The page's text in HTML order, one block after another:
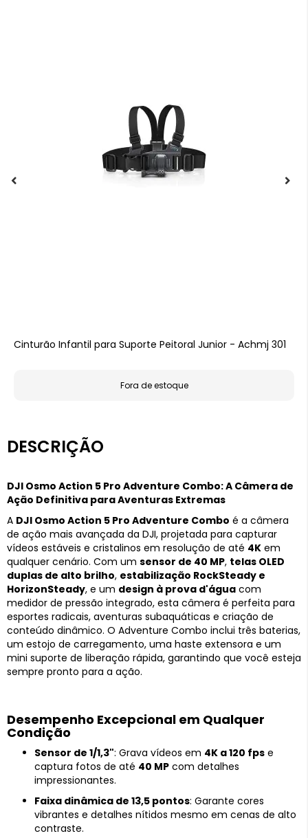
Cinturão Infantil para Suporte Peitoral Junior - Achmj 301
Fora de estoque
DESCRIÇÃO
DJI Osmo Action 5 Pro Adventure Combo: A Câmera de
Ação Definitiva para Aventuras Extremas
A DJI Osmo Action 5 Pro Adventure Combo é a câmera
de ação mais avançada da DJI, projetada para capturar
vídeos estáveis e cristalinos em resolução de até 4K em
qualquer cenário. Com um sensor de 40 MP, telas OLED
duplas de alto brilho, estabilização RockSteady e
HorizonSteady, e um design à prova d'água com
medidor de pressão integrado, esta câmera é perfeita para
esportes radicais, aventuras subaquáticas e criação de
conteúdo dinâmico. O Adventure Combo inclui três baterias,
um estojo de carregamento, uma haste extensora e um
mini suporte de liberação rápida, garantindo que você esteja
sempre pronto para a ação.
Desempenho Excepcional em Qualquer
Condição
Sensor de 1/1,3": Grava vídeos em 4K a 120 fps e
captura fotos de até 40 MP com detalhes
impressionantes.
Faixa dinâmica de 13,5 pontos: Garante cores
vibrantes e detalhes nítidos mesmo em cenas de alto
contraste.